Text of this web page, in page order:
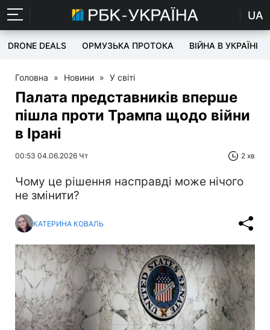
UA
DRONE DEALS ОРМУЗЬКА ПРОТОКА ВІЙНА В УКРАЇНІ
Головна » Новини » У світі
Палата представників вперше
пішла проти Трампа щодо війни
в Ірані
00:53 04.06.2026 Чт 2 хв
Чому це рішення насправді може нічого
не змінити?
КАТЕРИНА КОВАЛЬ